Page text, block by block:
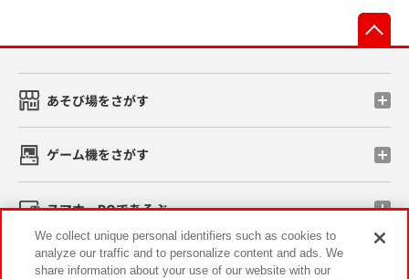
あそび場をさがす
ゲーム機をさがす
スマホ・PCであそぶ
イベント・キャンペーン
We collect unique personal identifiers such as cookies to
analyze our traffic and to personalize content and ads. We
share information about your use of our website with our